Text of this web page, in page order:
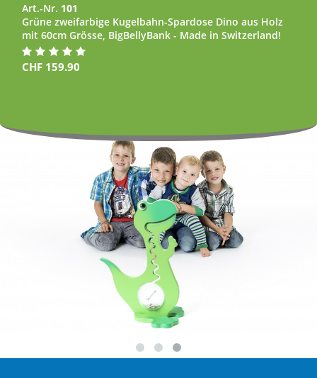
Art.-Nr. 101
Grüne zweifarbige Kugelbahn-Spardose Dino aus Holz
mit 60cm Grösse, BigBellyBank - Made in Switzerland!
CHF 159.90